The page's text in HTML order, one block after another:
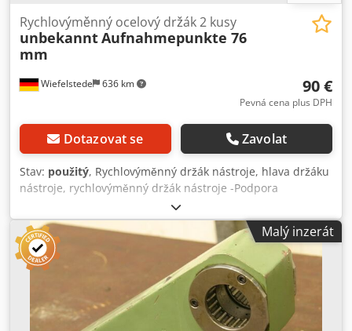
Wiefelstede 636 km
Rychlovýměnný ocelový držák 2 kusy
unbekanntAufnahmepunkte 76
mm
90 €
Pevná cena plus DPH
Dotazovat se Zavolat
Stav: použitý, Rychlovýměnný držák nástroje, hlava držáku
nástroje, rychlovýměnný držák nástroje -Podpora
půlkulatého tvaru: 22 mm -Sestava pro: Drážkování /
drážková ocel -Nákres s fotografiemi -Číslo: Dostupné 2
držáky -Cena: pro oba -Hmotnost: 3,3 kg /kus Dedsc Ih
Skspfx Al Teck
Malý inzerát